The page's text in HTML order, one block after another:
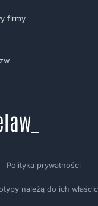
firmy
Polityka prywatności
należą do ich